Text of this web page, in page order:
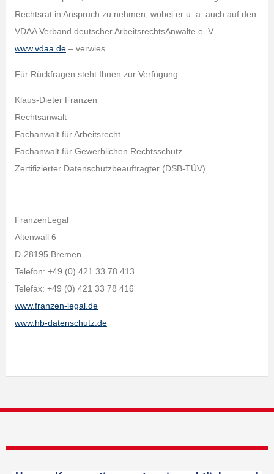
Rechtsrat in Anspruch zu nehmen, wobei er u. a. auch auf den
VDAA Verband deutscher ArbeitsrechtsAnwälte e. V. –
www.vdaa.de– verwies.
Für Rückfragen steht Ihnen zur Verfügung:
Klaus-Dieter Franzen
Rechtsanwalt
Fachanwalt für Arbeitsrecht
Fachanwalt für Gewerblichen Rechtsschutz
Zertifizierter Datenschutzbeauftragter (DSB-TÜV)
— — — — — — — — — — — — — — — — —
FranzenLegal
Altenwall 6
D-28195 Bremen
Telefon: +49 (0) 421 33 78 413
Telefax: +49 (0) 421 33 78 416
www.franzen-legal.de
www.hb-datenschutz.de